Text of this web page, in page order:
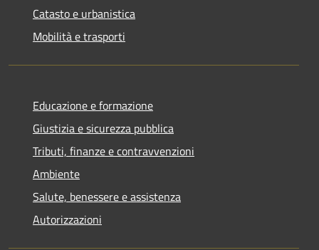
Catasto e urbanistica
Mobilità e trasporti
Educazione e formazione
Giustizia e sicurezza pubblica
Tributi, finanze e contravvenzioni
Ambiente
Salute, benessere e assistenza
Autorizzazioni